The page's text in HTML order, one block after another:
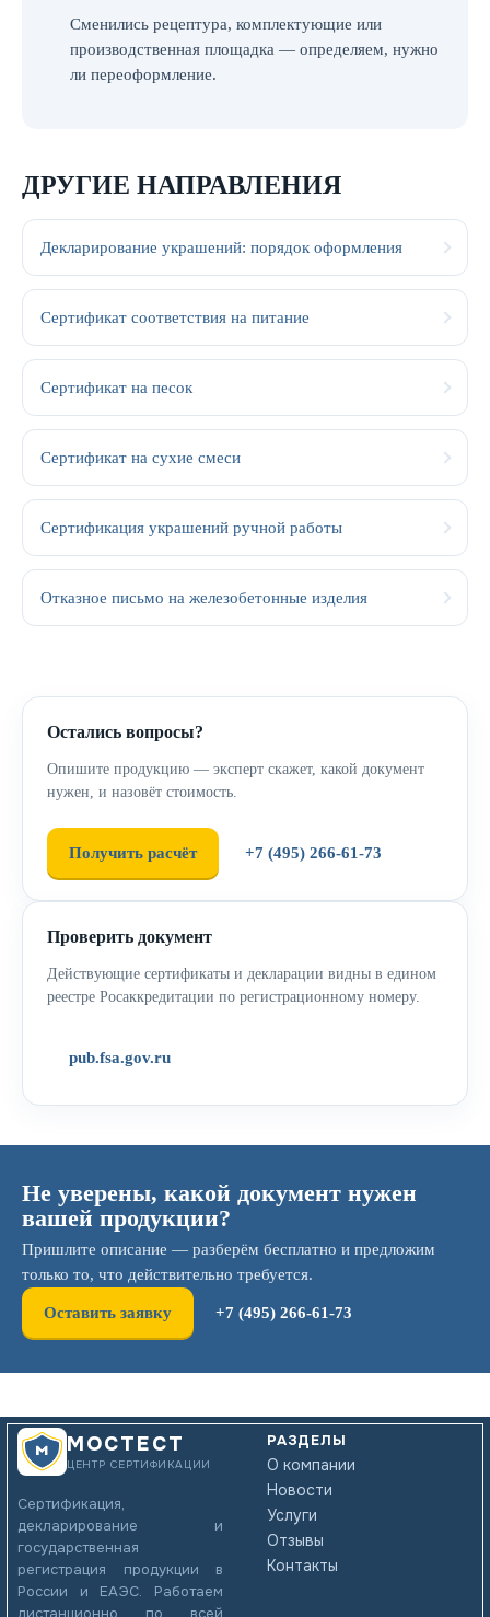
Сменились рецептура, комплектующие или
производственная площадка — определяем, нужно
ли переоформление.
ДРУГИЕ НАПРАВЛЕНИЯ
Декларирование украшений: порядок оформления
Сертификат соответствия на питание
Сертификат на песок
Сертификат на сухие смеси
Сертификация украшений ручной работы
Отказное письмо на железобетонные изделия
Остались вопросы?
Опишите продукцию — эксперт скажет, какой документ
нужен, и назовёт стоимость.
Получить расчёт +7 (495) 266-61-73
Проверить документ
Действующие сертификаты и декларации видны в едином
реестре Росаккредитации по регистрационному номеру.
pub.fsa.gov.ru
Не уверены, какой документ нужен
вашей продукции?
Пришлите описание — разберём бесплатно и предложим
только то, что действительно требуется.
Оставить заявку +7 (495) 266-61-73
МОСТЕСТ
ЦЕНТР СЕРТИФИКАЦИИ
Сертификация,
декларирование и
государственная
регистрация продукции в
России и ЕАЭС. Работаем
дистанционно по всей
РАЗДЕЛЫ
О компании
Новости
Услуги
Отзывы
Контакты